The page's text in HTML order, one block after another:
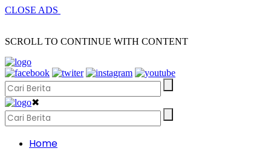
CLOSE ADS
SCROLL TO CONTINUE WITH CONTENT
✖
Home